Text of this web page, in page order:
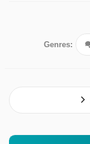
Genres: